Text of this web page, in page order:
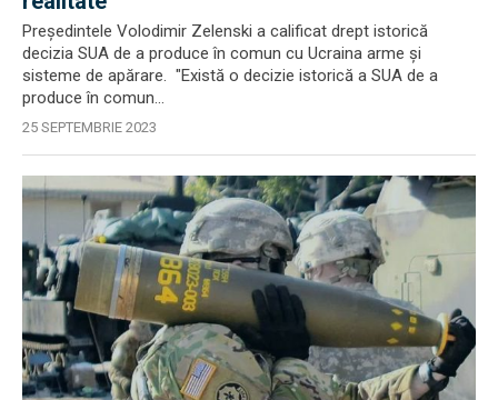
Președintele Volodimir Zelenski a calificat drept istorică
decizia SUA de a produce în comun cu Ucraina arme și
sisteme de apărare. "Există o decizie istorică a SUA de a
produce în comun...
25 SEPTEMBRIE 2023